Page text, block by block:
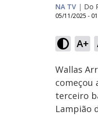
NA TV | Do
05/11/2025 -
A+
Wallas
começou
terceiro
Lampião